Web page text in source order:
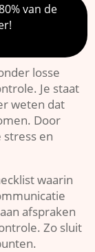
van de
losse
Je staat
weten dat
Door
en
waarin
afspraken
Zo sluit